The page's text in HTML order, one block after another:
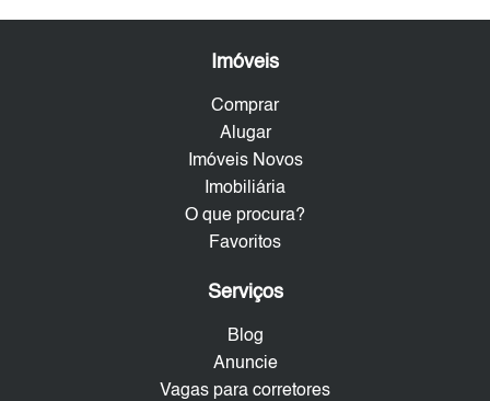
Imóveis
Comprar
Alugar
Imóveis Novos
Imobiliária
O que procura?
Favoritos
Serviços
Blog
Anuncie
Vagas para corretores